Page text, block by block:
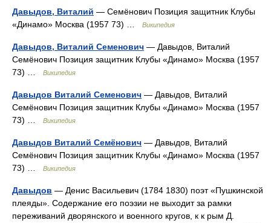
Давыдов, Виталий — Семёнович Позиция защитник Клубы
«Динамо» Москва (1957 73) …
Википедия
Давыдов, Виталий Семенович — Давыдов, Виталий
Семёнович Позиция защитник Клубы «Динамо» Москва (1957
73) …
Википедия
Давыдов Виталий Семенович — Давыдов, Виталий
Семёнович Позиция защитник Клубы «Динамо» Москва (1957
73) …
Википедия
Давыдов Виталий Семёнович — Давыдов, Виталий
Семёнович Позиция защитник Клубы «Динамо» Москва (1957
73) …
Википедия
Давыдов — Денис Васильевич (1784 1830) поэт «Пушкинской
плеяды». Содержание его поэзии не выходит за рамки
переживаний дворянского и военного кругов, к к рым Д.